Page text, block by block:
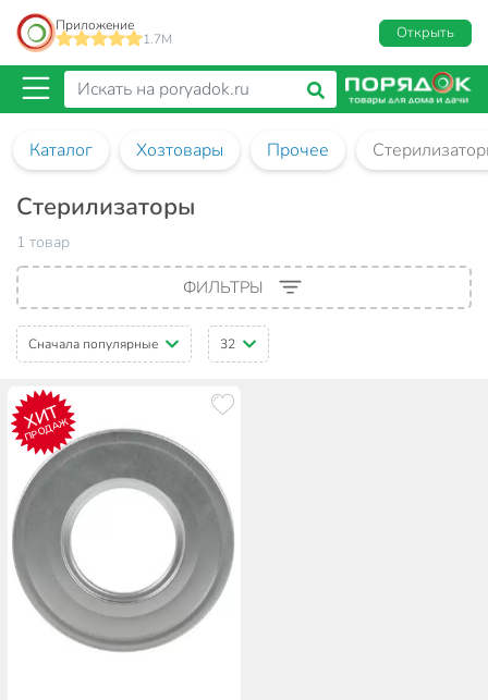
Приложение
1.7M
Открыть
Каталог Хозтовары Прочее
Стерилизаторы
1 товар
ФИЛЬТРЫ
Сначала популярные 32
ХИТ
ПРОДАЖ